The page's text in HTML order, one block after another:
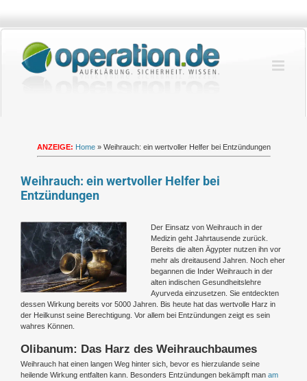
springen
ANZEIGE: Home» Weihrauch: ein wertvoller Helfer bei Entzündungen
Weihrauch: ein wertvoller Helfer bei
Entzündungen
Zeige
grösseres
Bild
Der Einsatz von Weihrauch in der
Medizin geht Jahrtausende zurück.
Bereits die alten Ägypter nutzen ihn vor
mehr als dreitausend Jahren. Noch eher
begannen die Inder Weihrauch in der
alten indischen Gesundheitslehre
Ayurveda einzusetzen. Sie entdeckten
dessen Wirkung bereits vor 5000 Jahren. Bis heute hat das wertvolle Harz in
der Heilkunst seine Berechtigung. Vor allem bei Entzündungen zeigt es sein
wahres Können.
Olibanum: Das Harz des Weihrauchbaumes
Weihrauch hat einen langen Weg hinter sich, bevor es hierzulande seine
heilende Wirkung entfalten kann. Besonders Entzündungen bekämpft man am